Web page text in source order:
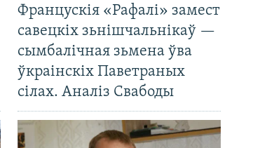
Францускія «Рафалі» замест
савецкіх зьнішчальнікаў —
сымбалічная зьмена ўва
ўкраінскіх Паветраных
сілах. Аналіз Свабоды